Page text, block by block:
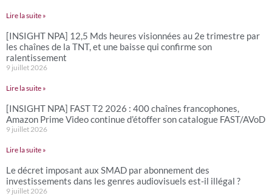
Lire la suite »
[INSIGHT NPA] 12,5 Mds heures visionnées au 2e trimestre par
les chaînes de la TNT, et une baisse qui confirme son
ralentissement
9 juillet 2026
Lire la suite »
[INSIGHT NPA] FAST T2 2026 : 400 chaînes francophones,
Amazon Prime Video continue d’étoffer son catalogue FAST/AVoD
9 juillet 2026
Lire la suite »
Le décret imposant aux SMAD par abonnement des
investissements dans les genres audiovisuels est-il illégal ?
9 juillet 2026